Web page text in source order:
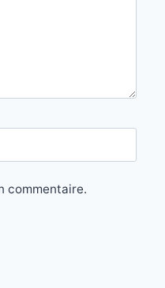
commentaire.